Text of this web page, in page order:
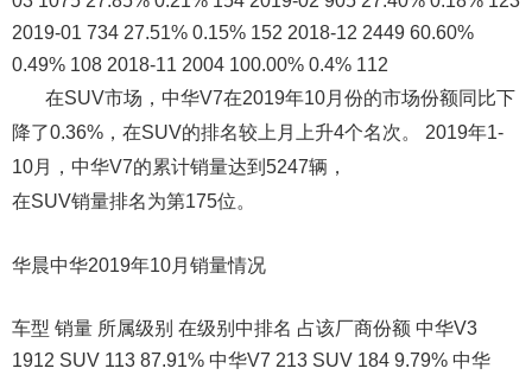
2019-01 734 27.51% 0.15% 152 2018-12 2449 60.60%
0.49% 108 2018-11 2004 100.00% 0.4% 112
在SUV市场，中华V7在2019年10月份的市场份额同比下
降了0.36%，在SUV的排名较上月上升4个名次。 2019年1-
10月，中华V7的累计销量达到5247辆，
在SUV销量排名为第175位。
华晨中华2019年10月销量情况
车型 销量 所属级别 在级别中排名 占该厂商份额 中华V3
1912 SUV 113 87.91% 中华V7 213 SUV 184 9.79% 中华